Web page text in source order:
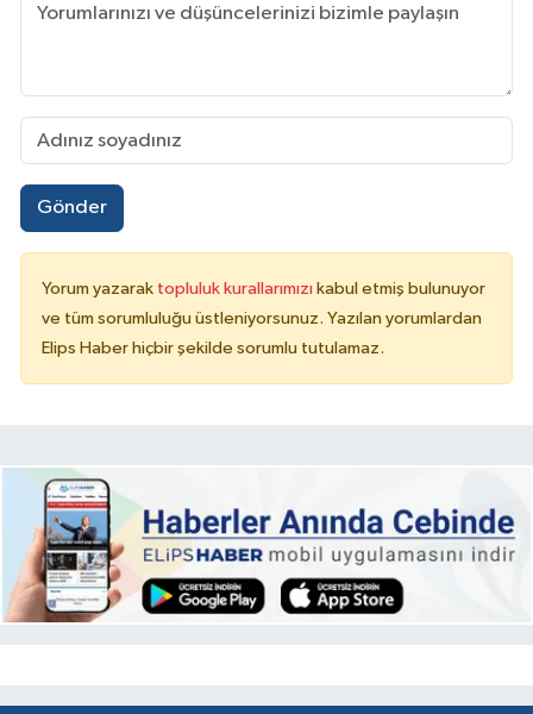
Gönder
Yorum yazarak topluluk kurallarımızı kabul etmiş bulunuyor
ve tüm sorumluluğu üstleniyorsunuz. Yazılan yorumlardan
Elips Haber hiçbir şekilde sorumlu tutulamaz.